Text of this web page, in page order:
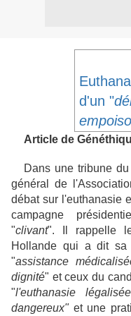
d'un "
Article de
Dans une tribune
général de
débat sur l'euthanasie
campagne
"clivant". Il rappelle
Hollande qui a dit
"assistance
dignité" et ceux du
"l'euthanasie légalisée
dangereux"et une